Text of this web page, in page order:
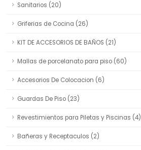
Sanitarios (20)
Griferias de Cocina (26)
KIT DE ACCESORIOS DE BAÑOS (21)
Mallas de porcelanato para piso (60)
Accesorios De Colocacion (6)
Guardas De Piso (23)
Revestimientos para Piletas y Piscinas (4)
Bañeras y Receptaculos (2)